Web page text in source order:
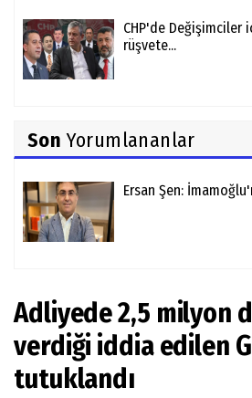
CHP'de Değişimciler
rüşvete...
Son Yorumlananlar
Ersan Şen:
Adliyede 2,5 milyon
verdiği iddia edilen
tutuklandı